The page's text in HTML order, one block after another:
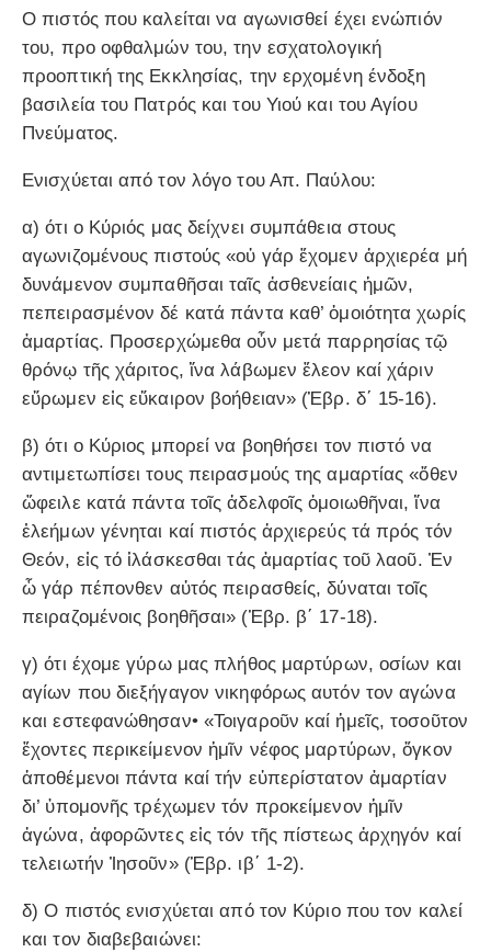
Ο πιστός που καλείται να αγωνισθεί έχει ενώπιόν
του, προ οφθαλμών του, την εσχατολογική
προοπτική της Εκκλησίας, την ερχομένη ένδοξη
βασιλεία του Πατρός και του Υιού και του Αγίου
Πνεύματος.
Ενισχύεται από τον λόγο του Απ. Παύλου:
α) ότι ο Κύριός μας δείχνει συμπάθεια στους
αγωνιζομένους πιστούς «οὐ γάρ ἔχομεν ἀρχιερέα μή
δυνάμενον συμ­παθῆσαι ταῖς ἀσθενείαις ἡμῶν,
πεπειρασμένον δέ κατά πάντα καθ’ ὁμοιότητα χωρίς
ἁμαρτίας. Προσερχώμεθα οὖν μετά παρρησίας τῷ
θρόνῳ τῆς χάριτος, ἵνα λάβωμεν ἔλεον καί χάριν
εὕρωμεν εἰς εὔκαιρον βοήθειαν» (Ἑβρ. δ΄ 15-16).
β) ότι ο Κύριος μπορεί να βοηθήσει τον πιστό να
αντιμετωπίσει τους πειρασμούς της αμαρτίας «ὅθεν
ὤφειλε κατά πάντα τοῖς ἀδελφοῖς ὁμοιωθῆναι, ἵνα
ἐλεήμων γένηται καί πιστός ἀρχιερεύς τά πρός τόν
Θεόν, εἰς τό ἱλάσκεσθαι τάς ἁμαρτίας τοῦ λαοῦ. Ἐν
ὧ γάρ πέπονθεν αὐτός πειρασθείς, δύναται τοῖς
πειραζομένοις βοηθῆσαι» (Ἑβρ. β΄ 17-18).
γ) ότι έχομε γύρω μας πλήθος μαρτύρων, οσίων και
αγίων που διεξήγαγον νικηφόρως αυτόν τον αγώνα
και εστεφανώθησαν• «Τοιγαροῦν καί ἡμεῖς, τοσοῦτον
ἔχοντες περικείμενον ἡμῖν νέφος μαρτύρων, ὄγκον
ἀποθέμενοι πάντα καί τήν εὐπερίστατον ἁμαρτίαν
δι’ ὑπομονῆς τρέχωμεν τόν προκείμενον ἡμῖν
ἀγώνα, ἀφορῶντες εἰς τόν τῆς πίστεως ἀρχηγόν καί
τελειωτήν Ἰησοῦν» (Ἑβρ. ιβ΄ 1-2).
δ) Ο πιστός ενισχύεται από τον Κύριο που τον καλεί
και τον διαβεβαιώνει: